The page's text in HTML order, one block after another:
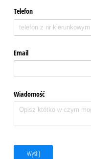
Telefon
Email
Wiadomość
Wyślij